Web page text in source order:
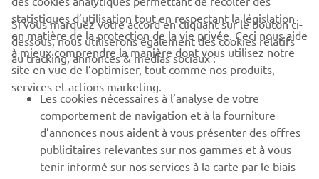
CORPORATE
BUSINESS
PLUS YAMAHA
SUPPORT
statistiques d’utilisation tout en respectant la législation
en matière de la protection de la vie privée. Ceci nous aide
à mieux comprendre la manière dont vous utilisez notre
site en vue de l’optimiser, tout comme nos produits,
services et actions marketing.
Si vous marquez votre accord en cliquant sur le bouton ci-
dessous, nous utiliserons également des cookies relatifs
au tracking, annonces & médias sociaux :
Les cookies nécessaires à l’analyse de votre
comportement de navigation et à la fourniture
d’annonces nous aident à vous présenter des offres
publicitaires relevantes sur nos gammes et à vous
tenir informé sur nos services à la carte par le biais